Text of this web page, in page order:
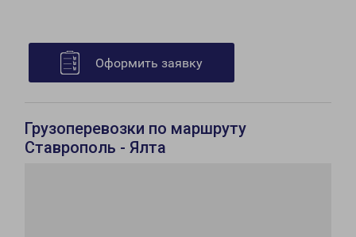
Оформить заявку
Грузоперевозки по маршруту
Ставрополь - Ялта